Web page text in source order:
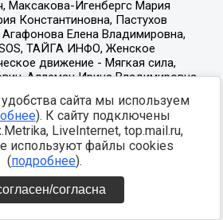
сайта мы используем
). К сайту подключены
LiveInternet, top.mail.ru,
используют файлы cookies
(подробнее).
согласна